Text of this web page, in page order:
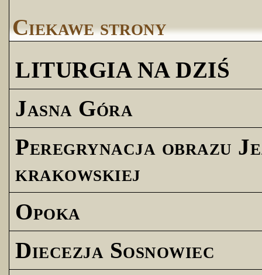
Ciekawe strony
LITURGIA NA DZIŚ
Jasna Góra
Peregrynacja obrazu
krakowskiej
Opoka
Diecezja Sosnowiec